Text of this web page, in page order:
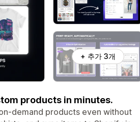
+ 추가 3개
products in minutes.
demand products even without